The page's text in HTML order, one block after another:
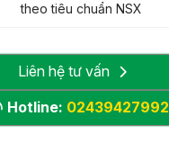
theo tiêu chuẩn NSX
Liên hệ tư vấn
Hotline: 02439427992